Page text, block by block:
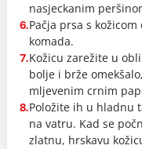
nasjeckanim
6.Pačja prsa s
komada.
7.Kožicu zarežite u
bolje i brže
mljevenim crnim
8.Položite ih u hladnu
na vatru. Kad se
zlatnu, hrskavu